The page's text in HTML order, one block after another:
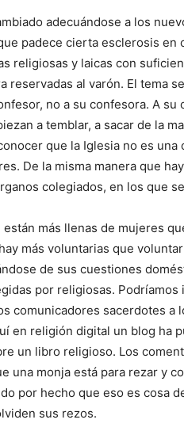
adecuándose a los
padece cierta esclerosis en
religiosas y laicas con
reservadas al varón. El tema
no a su confesora. A su
a temblar, a sacar de la
que la Iglesia no es
De la misma manera que
colegiados, en los que
más llenas de mujeres
más voluntarias que
de sus cuestiones
por religiosas. Podríamos
comunicadores sacerdotes a
en religión digital un blog ha
un libro religioso. Los
una monja está para rezar y
por hecho que eso es cosa
sus rezos.